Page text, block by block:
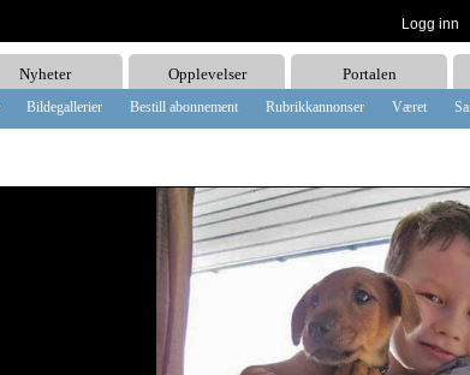
Logg inn
Nyheter Opplevelser Portalen
Bildegallerier Bestill abonnement Rubrikkannonser Været